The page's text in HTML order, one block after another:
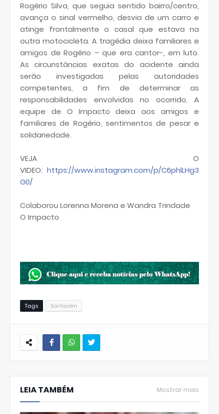
Rogério Silva, que seguia sentido bairro/centro,
avança o sinal vermelho, desvia de um carro e
atinge frontalmente o casal que estava na
outra motocicleta. A tragédia deixa familiares e
amigos de Rogério – que era cantor-, em luto.
As circunstâncias exatas do acidente ainda
serão investigadas pelas autoridades
competentes, a fim de determinar as
responsabilidades envolvidas no ocorrido. A
equipe de O Impacto deixa aos amigos e
familiares de Rogério, sentimentos de pesar e
solidariedade.
VEJA O
VIDEO: https://www.instagram.com/p/C6phlLHg3
G0/
Colaborou Lorenna Morena e Wandra Trindade
O Impacto
Tags Santarém
Ap
LEIA TAMBÉM Mostrar mais